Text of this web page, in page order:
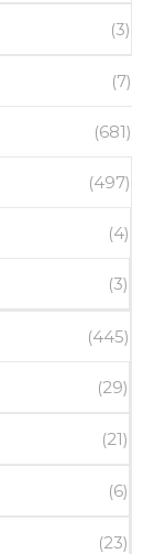
(3)
(7)
(681)
(497)
(4)
(3)
(445)
(29)
(21)
(6)
(23)